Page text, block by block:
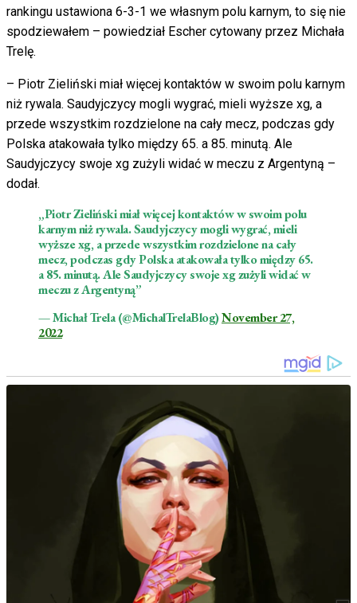
rankingu ustawiona 6-3-1 we własnym polu karnym, to się nie
spodziewałem – powiedział Escher cytowany przez Michała
Trelę.
– Piotr Zieliński miał więcej kontaktów w swoim polu karnym
niż rywala. Saudyjczycy mogli wygrać, mieli wyższe xg, a
przede wszystkim rozdzielone na cały mecz, podczas gdy
Polska atakowała tylko między 65. a 85. minutą. Ale
Saudyjczycy swoje xg zużyli widać w meczu z Argentyną –
dodał.
„Piotr Zieliński miał więcej kontaktów w swoim polu
karnym niż rywala. Saudyjczycy mogli wygrać, mieli
wyższe xg, a przede wszystkim rozdzielone na cały
mecz, podczas gdy Polska atakowała tylko między 65.
a 85. minutą. Ale Saudyjczycy swoje xg zużyli widać w
meczu z Argentyną”
— Michał Trela (@MichalTrelaBlog)November 27,
2022